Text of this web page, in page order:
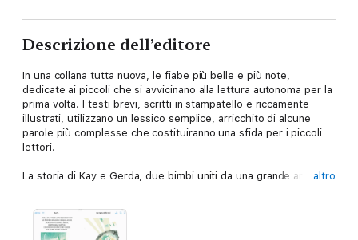
Descrizione dell’editore
In una collana tutta nuova, le fiabe più belle e più note,
dedicate ai piccoli che si avvicinano alla lettura autonoma per la
prima volta. I testi brevi, scritti in stampatello e riccamente
illustrati, utilizzano un lessico semplice, arricchito di alcune
parole più complesse che costituiranno una sfida per i piccoli
lettori.
La storia di Kay e Gerda, due bimbi uniti da una grande amicizia.
trascinato via dalla slitta della Regina delle Nevi. Con un
sortilegio la perfida donna gli fa dimenticare persino la sua
altro